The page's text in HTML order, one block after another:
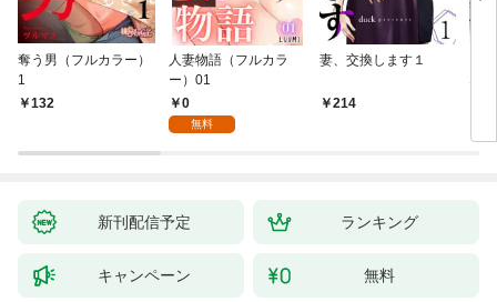
奪う男（フルカラー）
1
132
人妻物語（フルカラ
ー）01
0
無料
妻、交換します１
214
な
新刊配信予定 ランキング
キャンペーン 無料